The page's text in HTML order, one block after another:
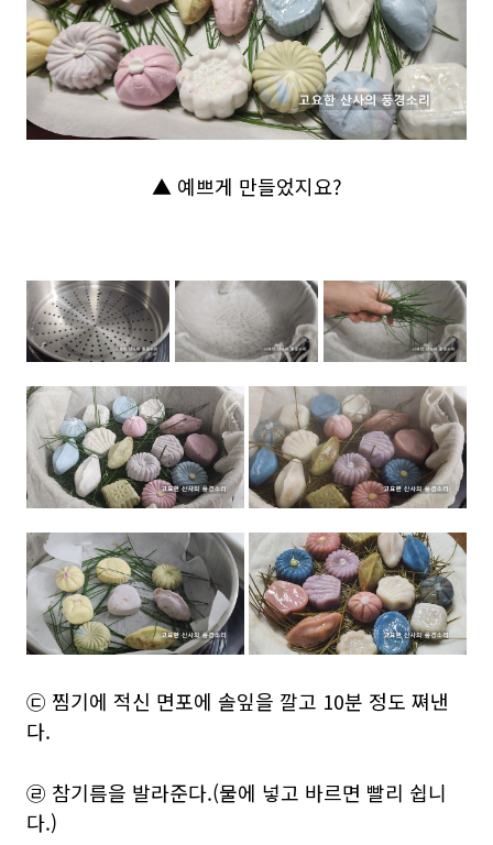
▲ 예쁘게 만들었지요?
㉢ 찜기에 적신 면포에 솔잎을 깔고 10분 정도 쪄낸
다.
㉣ 참기름을 발라준다.(물에 넣고 바르면 빨리 쉽니
다.)